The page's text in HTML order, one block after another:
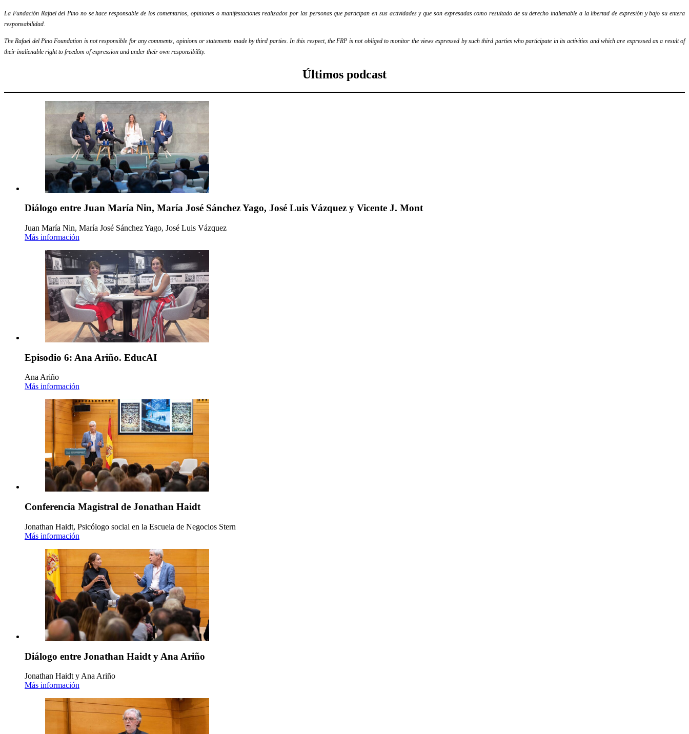
La Fundación Rafael del Pino no se hace responsable de los comentarios, opiniones o manifestaciones realizados por las personas que participan en sus actividades y que son expresadas como resultado de su derecho inalienable a la libertad de expresión y bajo su entera
responsabilidad.
The Rafael del Pino Foundation is not responsible for any comments, opinions or statements made by third parties. In this respect, the FRP is not obliged to monitor the views expressed by such third parties who participate in its activities and which are expressed as a result of
their inalienable right to freedom of expression and under their own responsibility.
Últimos podcast
Diálogo entre Juan María Nin, María José Sánchez Yago, José Luis Vázquez y Vicente J. Mont
Juan María Nin, María José Sánchez Yago, José Luis Vázquez
Más información
Episodio 6: Ana Ariño. EducAI
Ana Ariño
Más información
Conferencia Magistral de Jonathan Haidt
Jonathan Haidt, Psicólogo social en la Escuela de Negocios Stern
Más información
Diálogo entre Jonathan Haidt y Ana Ariño
Jonathan Haidt y Ana Ariño
Más información